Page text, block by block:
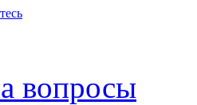
вопросы